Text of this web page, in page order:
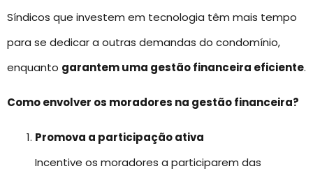
Síndicos que investem em tecnologia têm mais tempo
para se dedicar a outras demandas do condomínio,
enquanto garantem uma gestão financeira eficiente.
Como envolver os moradores na gestão financeira?
Promova a participação ativa
Incentive os moradores a participarem das